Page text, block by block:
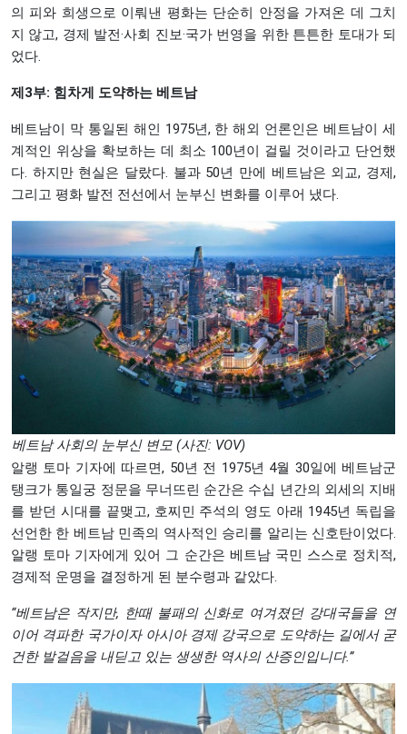
의 피와 희생으로 이뤄낸 평화는 단순히 안정을 가져온 데 그치
지 않고, 경제 발전·사회 진보·국가 번영을 위한 튼튼한 토대가 되
었다.
제3부: 힘차게 도약하는 베트남
베트남이 막 통일된 해인 1975년, 한 해외 언론인은 베트남이 세
계적인 위상을 확보하는 데 최소 100년이 걸릴 것이라고 단언했
다. 하지만 현실은 달랐다. 불과 50년 만에 베트남은 외교, 경제,
그리고 평화 발전 전선에서 눈부신 변화를 이루어 냈다.
베트남 사회의 눈부신 변모 (사진: VOV)
알랭 토마 기자에 따르면, 50년 전 1975년 4월 30일에 베트남군
탱크가 통일궁 정문을 무너뜨린 순간은 수십 년간의 외세의 지배
를 받던 시대를 끝맺고, 호찌민 주석의 영도 아래 1945년 독립을
선언한 한 베트남 민족의 역사적인 승리를 알리는 신호탄이었다.
알랭 토마 기자에게 있어 그 순간은 베트남 국민 스스로 정치적,
경제적 운명을 결정하게 된 분수령과 같았다.
“베트남은 작지만, 한때 불패의 신화로 여겨졌던 강대국들을 연
이어 격파한 국가이자 아시아 경제 강국으로 도약하는 길에서 굳
건한 발걸음을 내딛고 있는 생생한 역사의 산증인입니다.”